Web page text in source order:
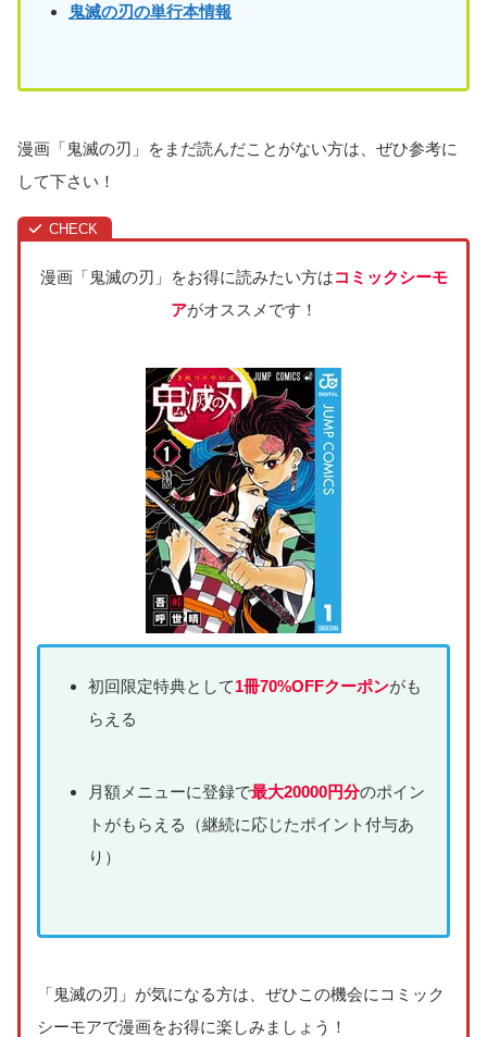
鬼滅の刃の単行本情報
漫画「鬼滅の刃」をまだ読んだことがない方は、ぜひ参考に
して下さい！
漫画「鬼滅の刃」をお得に読みたい方はコミックシーモ
アがオススメです！
初回限定特典として1冊70%OFFクーポンがも
らえる
月額メニューに登録で最大20000円分のポイン
トがもらえる（継続に応じたポイント付与あ
り）
「鬼滅の刃」が気になる方は、ぜひこの機会にコミック
シーモアで漫画をお得に楽しみましょう！